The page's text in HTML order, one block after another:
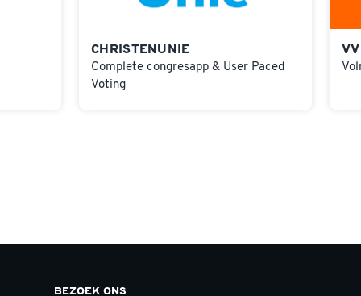
CHRISTENUNIE
Complete congresapp & User Paced
Voting
BEZOEK ONS